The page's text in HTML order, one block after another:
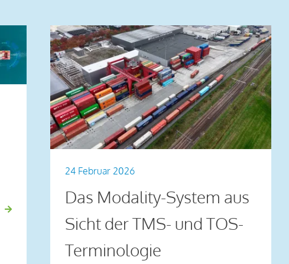
24 Februar 2026
Das Modality-System aus
Sicht der TMS- und TOS-
Terminologie